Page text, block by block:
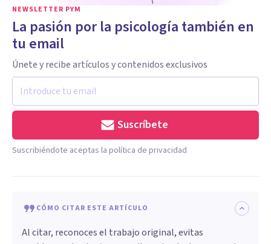
NEWSLETTER PYM
La pasión por la psicología también en
tu email
Únete y recibe artículos y contenidos exclusivos
Suscríbete
Suscribiéndote aceptas la política de privacidad
CÓMO CITAR ESTE ARTÍCULO
Al citar, reconoces el trabajo original, evitas